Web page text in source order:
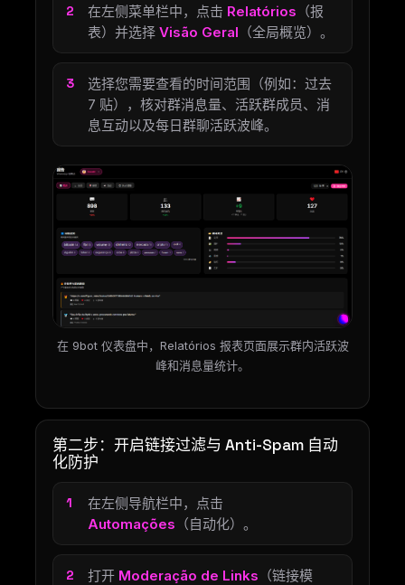
在左侧菜单栏中，点击 Relatórios （报
表）并选择 Visão Geral （全局概览）。
选择您需要查看的时间范围（例如：过去
7 贴），核对群消息量、活跃群成员、消
息互动以及每日群聊活跃波峰。
在 9bot 仪表盘中，Relatórios 报表页面展示群内活跃波
峰和消息量统计。
第二步：开启链接过滤与 Anti-Spam 自动
化防护
在左侧导航栏中，点击
Automações （自动化）。
打开 Moderação de Links （链接模